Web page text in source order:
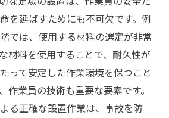
持続可能な未来へ: 足場工事が育
を延ばすためにも不可欠です。例
では、使用する材料の選定が非常
材料を使用することで、耐久性が
って安定した作業環境を保つこと
作業員の技術も重要な要素です。
る正確な設置作業は、事故を防